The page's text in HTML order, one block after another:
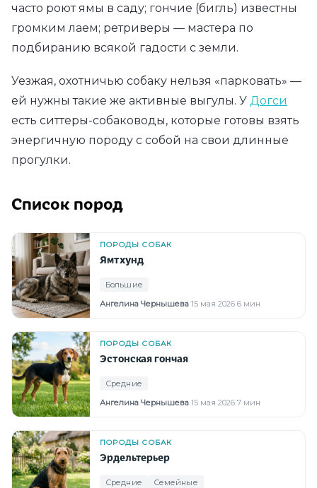
часто роют ямы в саду; гончие (бигль) известны
громким лаем; ретриверы — мастера по
подбиранию всякой гадости с земли.
Уезжая, охотничью собаку нельзя «парковать» —
ей нужны такие же активные выгулы. У Догси
есть ситтеры-собаководы, которые готовы взять
энергичную породу с собой на свои длинные
прогулки.
Список пород
ПОРОДЫ СОБАК
Ямтхунд
Большие
Ангелина Чернышева·15 мая 2026·6 мин
ПОРОДЫ СОБАК
Эстонская гончая
Средние
Ангелина Чернышева·15 мая 2026·7 мин
ПОРОДЫ СОБАК
Эрдельтерьер
Средние
Семейные